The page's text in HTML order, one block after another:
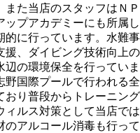
た当店のスタッフはＮＰ
ップアカデミーにも所属し
的に行っています。水難事
援、ダイビング技術向上の
の環境保全を行っていま
野国際プールで行われる全
おり普段からトレーニング
ィルス対策として当店では
のアルコール消毒も行って